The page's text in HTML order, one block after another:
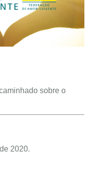
sobre o
2020.